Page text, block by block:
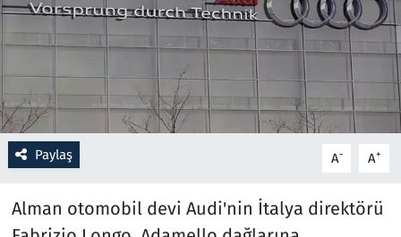
Paylaş A- A+
Alman otomobil devi Audi'nin İtalya direktörü
Rüya Tabirleri
Sağlık
Savunma Sanayi
Seçim 2023
Spor